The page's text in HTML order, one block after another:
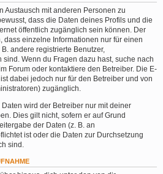
Austausch mit anderen Personen zu
dass die Daten deines Profils und die
öffentlich zugänglich sein können. Der
dass einzelne Informationen nur für einen
andere registrierte Benutzer,
Wenn du Fragen dazu hast, suche nach
Forum oder kontaktiere den Betreiber. Die E-
dabei jedoch nur für den Betreiber und von
zugänglich.
wird der Betreiber nur mit deiner
Dies gilt nicht, sofern er auf Grund
der Daten (z. B. an
ist oder die Daten zur Durchsetzung
sind.